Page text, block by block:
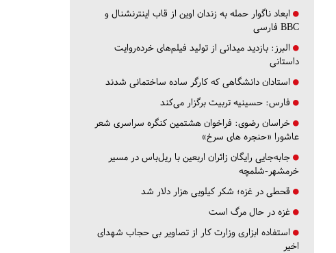
ابعاد ناگوار حمله به زندان اوین از قاب اینترنشنال و
BBC فارسی
البرز: بازدید میدانی از تولید فیلم‌های خرده‌روایت
داستانی
استادان دانشگاهی که کارگر ساده ساختمانی شدند
فارس: حسینیه تربیت برگزار می‌کند
خراسان رضوی: فراخوان هشتمین کنگره سراسری شعر
عاشورا «حنجره های سرخ»
جابه‌جایی رایگان زائران اربعین با ریل‌باس در مسیر
خرمشهر-شلمچه
قحطی در غزه؛ شکر کیلویی هزار دلار شد
غزه در حال مرگ است
استفاده ابزاری وزارت کار از تصاویر بی حجاب شهدای
اخیر